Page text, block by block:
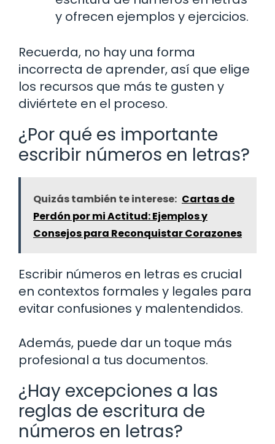
y ofrecen ejemplos y ejercicios.
Recuerda, no hay una forma
incorrecta de aprender, así que elige
los recursos que más te gusten y
diviértete en el proceso.
¿Por qué es importante
escribir números en letras?
Quizás también te interese: Cartas de
Perdón por mi Actitud: Ejemplos y
Consejos para Reconquistar Corazones
Escribir números en letras es crucial
en contextos formales y legales para
evitar confusiones y malentendidos.
Además, puede dar un toque más
profesional a tus documentos.
¿Hay excepciones a las
reglas de escritura de
números en letras?